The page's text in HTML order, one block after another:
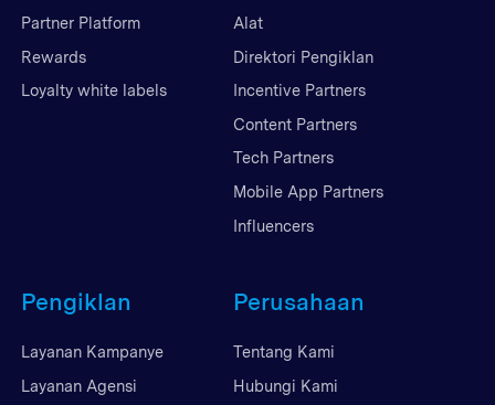
Partner Platform
Rewards
Loyalty white labels
Alat
Direktori Pengiklan
Incentive Partners
Content Partners
Tech Partners
Mobile App Partners
Influencers
Pengiklan
Layanan Kampanye
Layanan Agensi
Perusahaan
Tentang Kami
Hubungi Kami